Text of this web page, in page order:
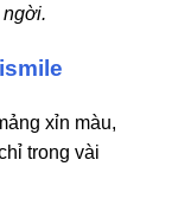
ngời.
xỉn màu,
trong vài